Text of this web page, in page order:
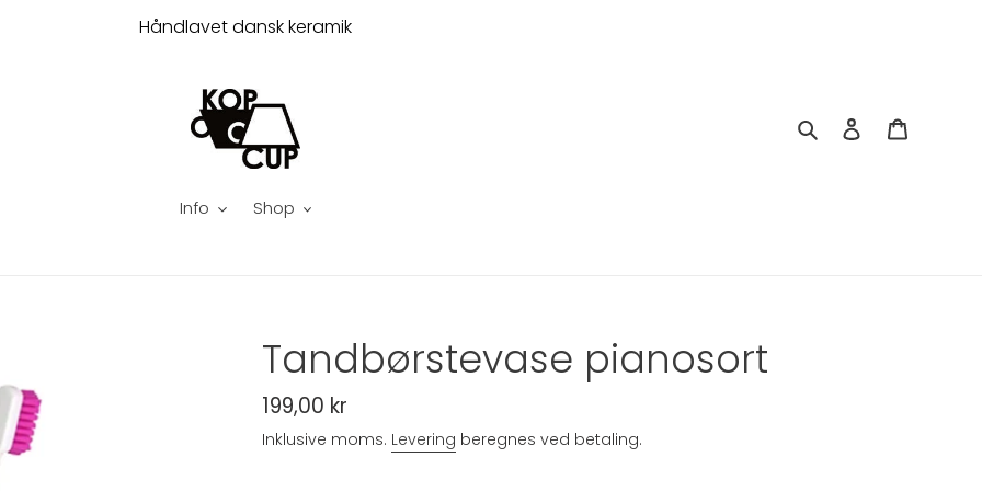
Håndlavet dansk keramik
Søg Log ind
Info Shop
Tandbørstevase pianosort
Normalpris
199,00 kr
Inklusive moms. Levering beregnes ved betaling.